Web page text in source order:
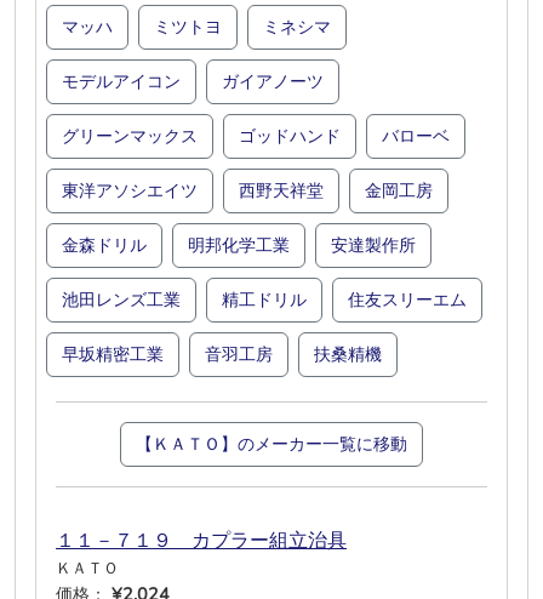
マッハ ミツトヨ ミネシマ
モデルアイコン ガイアノーツ
グリーンマックス ゴッドハンド バローベ
東洋アソシエイツ 西野天祥堂 金岡工房
金森ドリル 明邦化学工業 安達製作所
池田レンズ工業 精工ドリル 住友スリーエム
早坂精密工業 音羽工房 扶桑精機
【ＫＡＴＯ】のメーカー一覧に移動
１１－７１９ カプラー組立治具
ＫＡＴＯ
価格： ¥2,024